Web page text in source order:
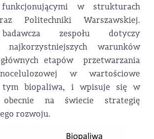
funkcjonującymi w strukturach
Politechniki Warszawskiej.
zespołu dotyczy
najkorzystniejszych warunków
etapów przetwarzania
w wartościowe
biopaliwa, i wpisuje się w
obecnie na świecie strategię
rozwoju.